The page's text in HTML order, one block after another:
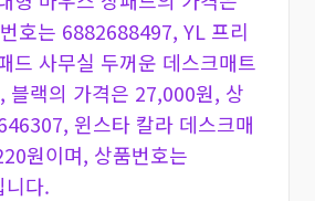
호는 6882688497, YL 프리
드 사무실 두꺼운 데스크매트
랙의 가격은 27,000원, 상
윈스타 칼라 데스크매
원이며, 상품번호는
다.